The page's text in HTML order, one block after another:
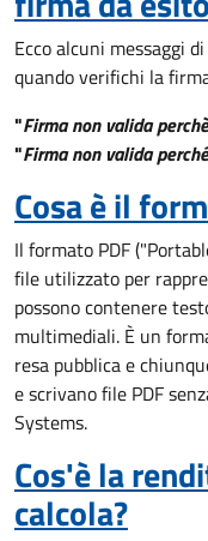
Ecco alcuni messaggi
quando verifichi la
"Firma non valida
"Firma non valida
Cosa è il
Il formato PDF
file utilizzato per
possono contenere
multimediali. È un
resa pubblica e
e scrivano file PDF
Systems.
Cos'è la
calcola?